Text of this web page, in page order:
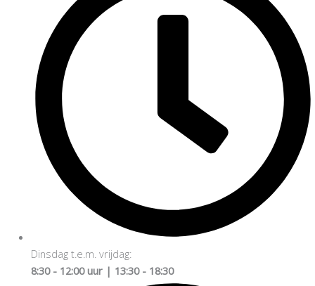
Dinsdag t.e.m. vrijdag:
8:30 - 12:00 uur | 13:30 - 18:30